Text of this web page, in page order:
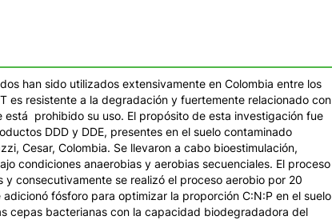
han sido utilizados extensivamente en Colombia entre los
es resistente a la degradación y fuertemente relacionado con
prohibido su uso. El propósito de esta investigación fue
DDD y DDE, presentes en el suelo contaminado
Cesar, Colombia. Se llevaron a cabo bioestimulación,
condiciones anaerobias y aerobias secuenciales. El proceso
consecutivamente se realizó el proceso aerobio por 20
fósforo para optimizar la proporción C:N:P en el suelo
cepas bacterianas con la capacidad biodegradadora del